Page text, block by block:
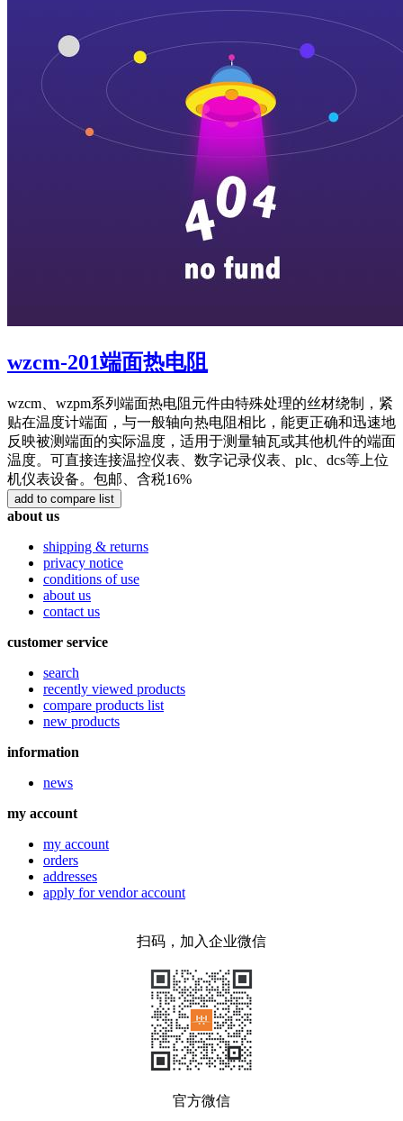
wzcm-201端面热电阻
wzcm、wzpm系列端面热电阻元件由特殊处理的丝材绕制，紧
贴在温度计端面，与一般轴向热电阻相比，能更正确和迅速地
反映被测端面的实际温度，适用于测量轴瓦或其他机件的端面
温度。可直接连接温控仪表、数字记录仪表、plc、dcs等上位
机仪表设备。包邮、含税16%
about us
shipping & returns
privacy notice
conditions of use
about us
contact us
customer service
search
recently viewed products
compare products list
new products
information
news
my account
my account
orders
addresses
apply for vendor account
扫码，加入企业微信
官方微信